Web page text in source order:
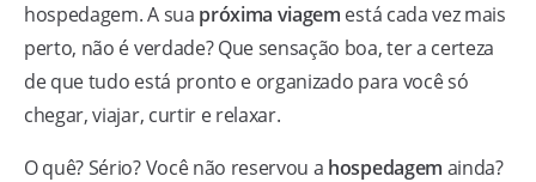
hospedagem. A sua próxima viagem está cada vez mais
perto, não é verdade? Que sensação boa, ter a certeza
de que tudo está pronto e organizado para você só
chegar, viajar, curtir e relaxar.
O quê? Sério? Você não reservou a hospedagem ainda?